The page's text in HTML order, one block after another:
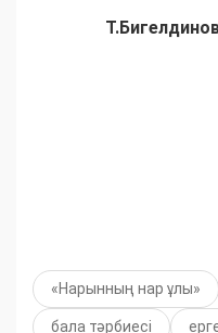
«Нарынның нар ұлы»
бала тәрбиесі